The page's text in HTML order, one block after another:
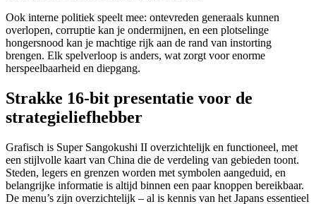
Ook interne politiek speelt mee: ontevreden generaals kunnen
overlopen, corruptie kan je ondermijnen, en een plotselinge
hongersnood kan je machtige rijk aan de rand van instorting
brengen. Elk spelverloop is anders, wat zorgt voor enorme
herspeelbaarheid en diepgang.
Strakke 16-bit presentatie voor de
strategieliefhebber
Grafisch is Super Sangokushi II overzichtelijk en functioneel, met
een stijlvolle kaart van China die de verdeling van gebieden toont.
Steden, legers en grenzen worden met symbolen aangeduid, en
belangrijke informatie is altijd binnen een paar knoppen bereikbaar.
De menu’s zijn overzichtelijk – al is kennis van het Japans essentieel